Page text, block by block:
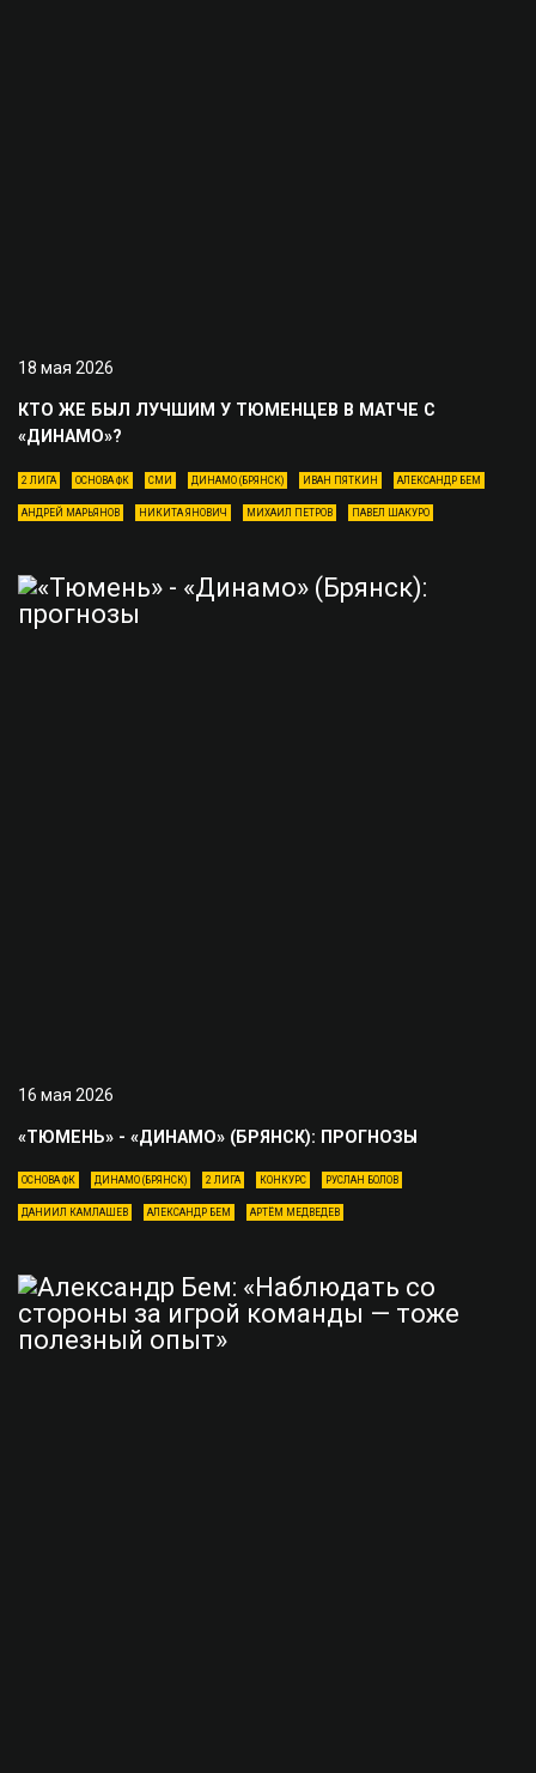
18 мая 2026
КТО ЖЕ БЫЛ ЛУЧШИМ У ТЮМЕНЦЕВ В МАТЧЕ С
«ДИНАМО»?
2 ЛИГА ОСНОВА ФК СМИ ДИНАМО (БРЯНСК) ИВАН ПЯТКИН АЛЕКСАНДР БЕМ
АНДРЕЙ МАРЬЯНОВ НИКИТА ЯНОВИЧ МИХАИЛ ПЕТРОВ ПАВЕЛ ШАКУРО
16 мая 2026
«ТЮМЕНЬ» - «ДИНАМО» (БРЯНСК): ПРОГНОЗЫ
ОСНОВА ФК ДИНАМО (БРЯНСК) 2 ЛИГА КОНКУРС РУСЛАН БОЛОВ
ДАНИИЛ КАМЛАШЕВ АЛЕКСАНДР БЕМ АРТЁМ МЕДВЕДЕВ